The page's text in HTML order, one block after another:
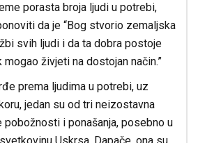
porasta broja ljudi u potrebi,
da je “Bog stvorio zemaljska
svih ljudi i da ta dobra postoje
živjeti na dostojan način.”
prema ljudima u potrebi, uz
jedan su od tri neizostavna
i ponašanja, posebno u